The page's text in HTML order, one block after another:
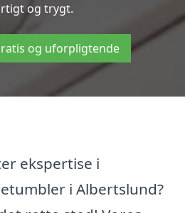
og trygt.
og uforpligtende
ekspertise i
i Albertslund?